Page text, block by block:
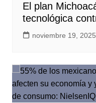
El plan
tecnológica
noviembre 19, 2025